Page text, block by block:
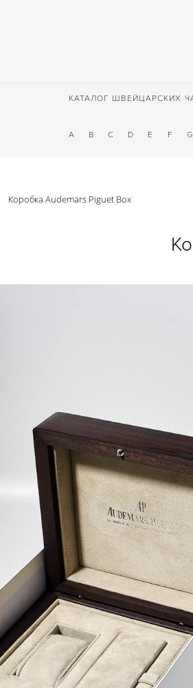
КАТАЛОГ ШВЕЙЦАРСКИХ
A B C D E F G
Коробка Audemars Piguet Box